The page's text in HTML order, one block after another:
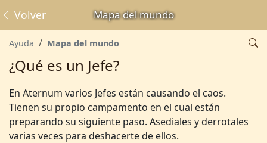
Mapa del mundo
Volver
Ayuda Mapa del mundo
¿Qué es un Jefe?
En Aternum varios Jefes están causando el caos.
Tienen su propio campamento en el cual están
preparando su siguiente paso. Asediales y derrotales
varias veces para deshacerte de ellos.